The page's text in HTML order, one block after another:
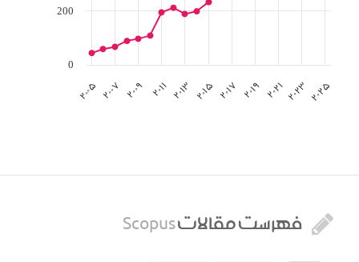
۲۰۰۵ ۲۰۰۷ ۲۰۰۹ ۲۰۱۱ ۲۰۱۳ ۲۰۱۵ ۲۰۱۷ ۲۰۱۹ ۲۰۲۱۲۰۲۳۲۰۲۵
0
200
فهرست مقالاتScopus